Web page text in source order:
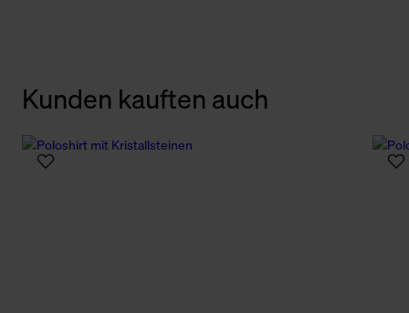
Kunden kauften auch